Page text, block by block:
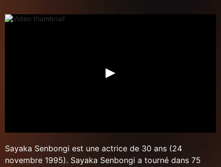
Sayaka Senbongi est une actrice de 30 ans (24
novembre 1995). Sayaka Senbongi a tourné dans 75